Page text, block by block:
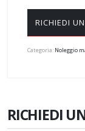
RICHIEDI
Categoria: Noleggio
RICHIEDI